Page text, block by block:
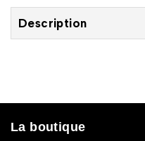
Description
La boutique